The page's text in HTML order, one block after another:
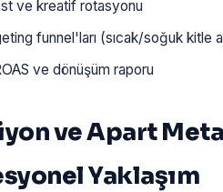
ve kreatif rotasyonu
funnel'ları (sıcak/soğuk kitle
ve dönüşüm raporu
ve Apart
Yaklaşım